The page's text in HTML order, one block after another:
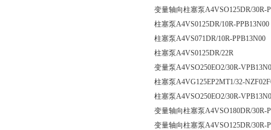
变量轴向柱塞泵A4VSO125DR/30R-
柱塞泵A4VS0125DR/10R-PPB13N00
柱塞泵A4VS071DR/10R-PPB13N00
柱塞泵A4VS0125DR/22R
变量泵A4VSO250EO2/30R-
柱塞泵A4VG125EP2MT1/32-
柱塞泵A4VSO250EO2/30R-
变量轴向柱塞泵A4VSO180DR/30R-
变量轴向柱塞泵A4VSO125DR/30R-